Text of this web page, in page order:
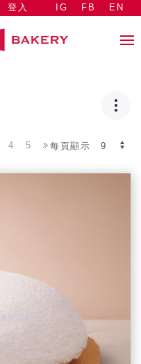
登入 IG FB EN
每頁顯示
4 5